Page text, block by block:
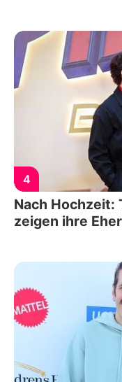
4
Nach Hochzeit:
zeigen ihre